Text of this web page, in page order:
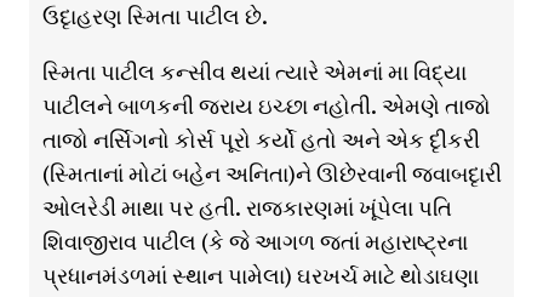
ઉદૃાહરણ સ્મિતા પાટીલ છે.
સ્મિતા પાટીલ કન્સીવ થયાં ત્યારે એમનાં મા વિદ્યા
પાટીલને બાળકની જરાય ઇચ્છા નહોતી. એમણે તાજો
તાજો નર્સિગનો કોર્સ પૂરો કર્યો હતો અને એક દૃીકરી
(સ્મિતાનાં મોટાં બહેન અનિતા)ને ઊછેરવાની જવાબદૃારી
ઓલરેડી માથા પર હતી. રાજકારણમાં ખૂંપેલા પતિ
શિવાજીરાવ પાટીલ (કે જે આગળ જતાં મહારાષ્ટ્રના
પ્રધાનમંડળમાં સ્થાન પામેલા) ઘરખર્ચ માટે થોડાઘણા